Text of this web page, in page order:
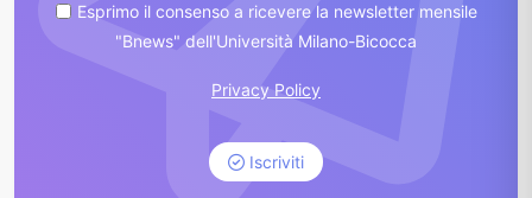
Esprimo il consenso a ricevere la newsletter mensile
"Bnews" dell'Università Milano-Bicocca
Privacy Policy
Iscriviti